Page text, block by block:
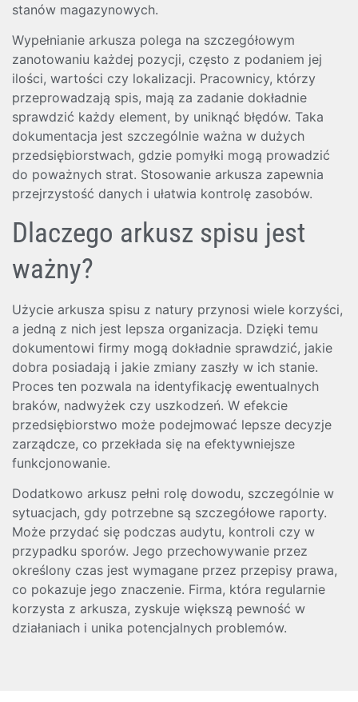
stanów magazynowych.
Wypełnianie arkusza polega na szczegółowym
zanotowaniu każdej pozycji, często z podaniem jej
ilości, wartości czy lokalizacji. Pracownicy, którzy
przeprowadzają spis, mają za zadanie dokładnie
sprawdzić każdy element, by uniknąć błędów. Taka
dokumentacja jest szczególnie ważna w dużych
przedsiębiorstwach, gdzie pomyłki mogą prowadzić
do poważnych strat. Stosowanie arkusza zapewnia
przejrzystość danych i ułatwia kontrolę zasobów.
Dlaczego arkusz spisu jest
ważny?
Użycie arkusza spisu z natury przynosi wiele korzyści,
a jedną z nich jest lepsza organizacja. Dzięki temu
dokumentowi firmy mogą dokładnie sprawdzić, jakie
dobra posiadają i jakie zmiany zaszły w ich stanie.
Proces ten pozwala na identyfikację ewentualnych
braków, nadwyżek czy uszkodzeń. W efekcie
przedsiębiorstwo może podejmować lepsze decyzje
zarządcze, co przekłada się na efektywniejsze
funkcjonowanie.
Dodatkowo arkusz pełni rolę dowodu, szczególnie w
sytuacjach, gdy potrzebne są szczegółowe raporty.
Może przydać się podczas audytu, kontroli czy w
przypadku sporów. Jego przechowywanie przez
określony czas jest wymagane przez przepisy prawa,
co pokazuje jego znaczenie. Firma, która regularnie
korzysta z arkusza, zyskuje większą pewność w
działaniach i unika potencjalnych problemów.